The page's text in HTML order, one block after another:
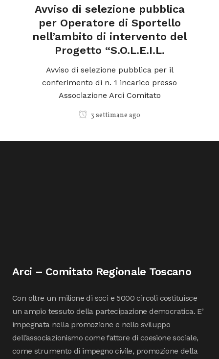
Avviso di selezione pubblica
per Operatore di Sportello
nell’ambito di intervento del
Progetto “S.O.L.E.I.L.
Avviso di selezione pubblica per il
conferimento di n. 1 incarico presso
Associazione Arci Comitato
3 settimane ago
Arci – Comitato Regionale Toscano
Con oltre un milione di soci e 5000 circoli costituisce
un ampio tessuto della partecipazione democratica. E’
impegnata nella promozione e nello sviluppo
dell’associazionismo come fattore di coesione sociale,
come strumento di impegno civile, promozione della